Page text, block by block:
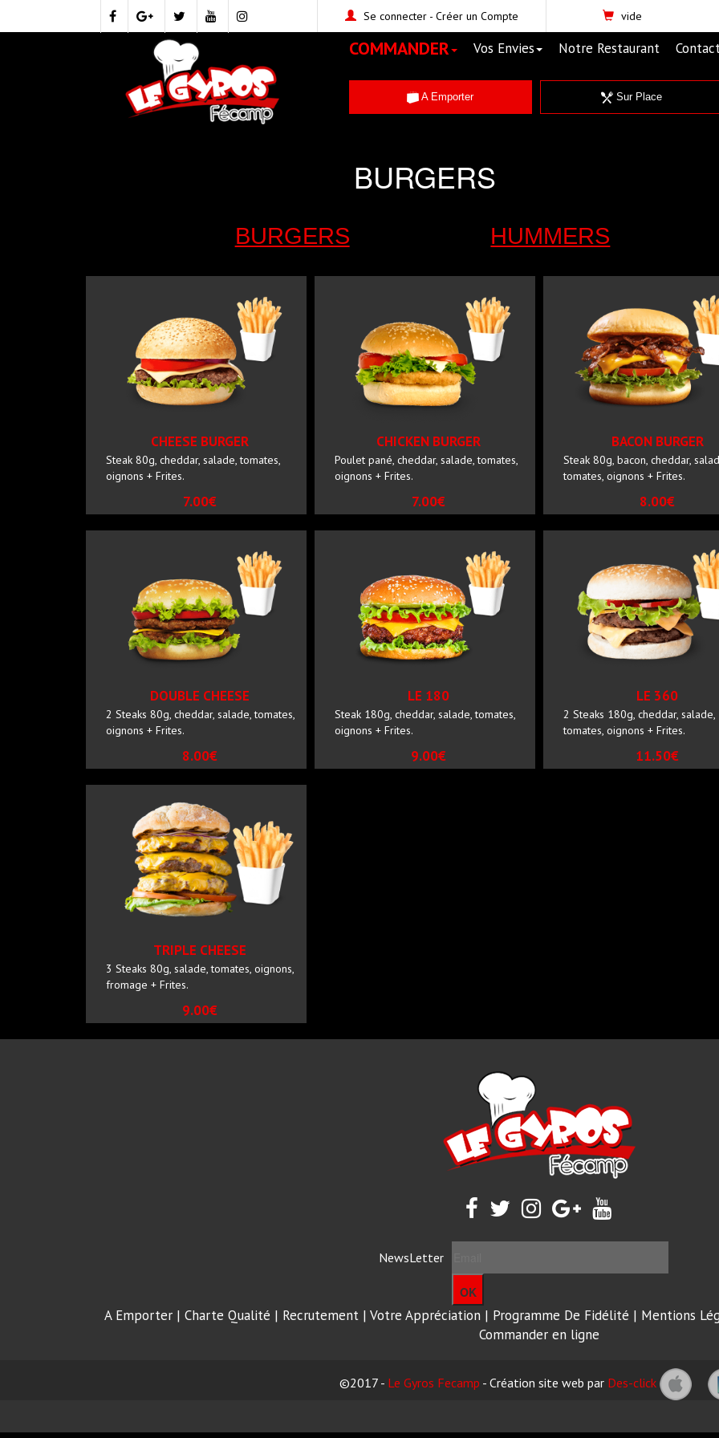
Se connecter- Créer un Compte vide
COMMANDER Vos Envies Notre Restaurant
A Emporter Sur Place
BURGERS
BURGERS HUMMERS
CHEESE BURGER
Steak 80g, cheddar, salade, tomates,
oignons + Frites.
7.00€
CHICKEN BURGER
Poulet pané, cheddar, salade, tomates,
oignons + Frites.
7.00€
BACON BURGER
Steak 80g, bacon, cheddar,
tomates, oignons + Frites.
8.00€
DOUBLE CHEESE
2 Steaks 80g, cheddar, salade, tomates,
oignons + Frites.
8.00€
LE 180
Steak 180g, cheddar, salade, tomates,
oignons + Frites.
9.00€
LE 360
2 Steaks 180g, cheddar, salade,
tomates, oignons + Frites.
11.50€
TRIPLE CHEESE
3 Steaks 80g, salade, tomates, oignons,
fromage + Frites.
9.00€
NewsLetter
OK
A Emporter | Charte Qualité | Recrutement | Votre Appréciation | Programme De Fidélité | Mentions
Commander en ligne
©2017 - Le Gyros Fecamp - Création site web par Des-click